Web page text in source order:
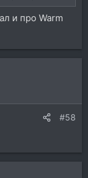
и про Warm
#58